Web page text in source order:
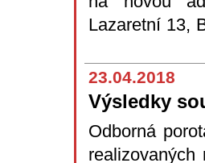
Lazaretní 13,
23.04.2018
Výsledky
Odborná